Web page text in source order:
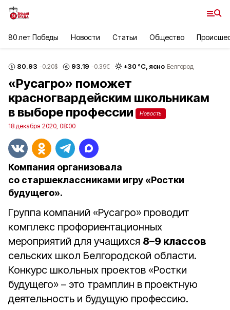
80 лет Победы Новости Статьи Общество
80.93 -0.20$ 93.19 -0.39€ +30 °С, ясно Белгород
«Русагро» поможет
красногвардейским школьникам
в выборе профессии
Новость
18 декабря 2020, 08:00
Компания организовала
со старшеклассниками игру «Ростки
будущего».
Группа компаний «Русагро» проводит
комплекс профориентационных
мероприятий для учащихся 8–9 классов
сельских школ Белгородской области.
Конкурс школьных проектов «Ростки
будущего» – это трамплин в проектную
деятельность и будущую профессию.